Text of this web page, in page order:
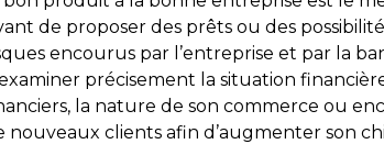
de proposer des prêts ou des
encourus par l’entreprise et par la
précisement la situation
la nature de son commerce ou
nouveaux clients afin d’augmenter son